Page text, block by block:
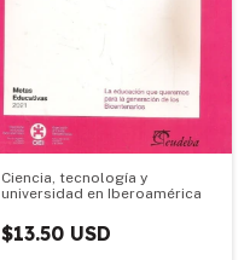
Ciencia, tecnología y
universidad en Iberoamérica
$13.50 USD